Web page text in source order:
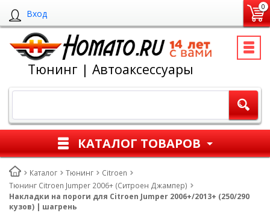
Вход
0
Тюнинг | Автоаксессуары
КАТАЛОГ ТОВАРОВ
Каталог Тюнинг
Citroen
Тюнинг Citroen Jumper 2006+ (Ситроен Джампер)
Накладки на пороги для Citroen Jumper 2006+/2013+ (250/290
кузов) | шагрень